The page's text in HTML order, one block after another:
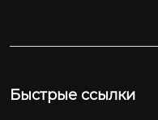
Быстрые ссылки